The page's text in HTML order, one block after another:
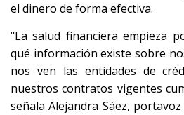
el dinero de forma efectiva.
"La salud financiera empieza
qué información existe sobre
nos ven las entidades de
nuestros contratos vigentes
señala Alejandra Sáez,